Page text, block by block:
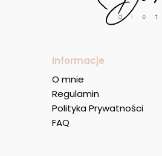
Informacje
O mnie
Regulamin
Polityka Prywatności
FAQ